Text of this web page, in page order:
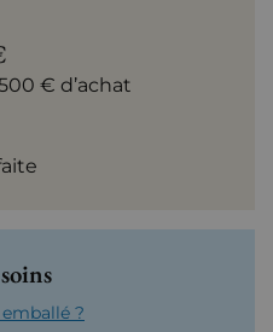
€ d’achat
?